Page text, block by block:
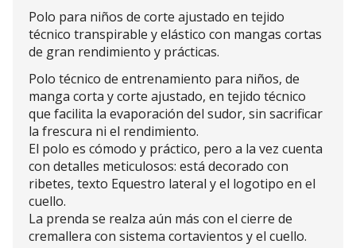
Polo para niños de corte ajustado en tejido
técnico transpirable y elástico con mangas cortas
de gran rendimiento y prácticas.
Polo técnico de entrenamiento para niños, de
manga corta y corte ajustado, en tejido técnico
que facilita la evaporación del sudor, sin sacrificar
la frescura ni el rendimiento.
El polo es cómodo y práctico, pero a la vez cuenta
con detalles meticulosos: está decorado con
ribetes, texto Equestro lateral y el logotipo en el
cuello.
La prenda se realza aún más con el cierre de
cremallera con sistema cortavientos y el cuello.